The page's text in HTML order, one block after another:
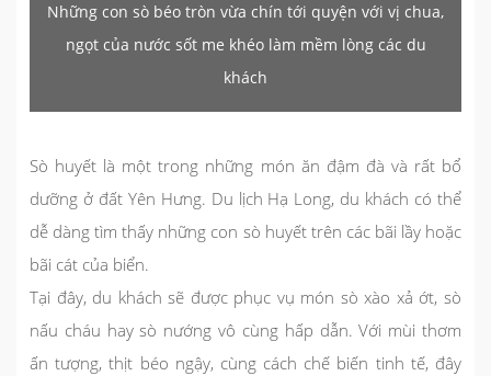
Những con sò béo tròn vừa chín tới quyện với vị chua,
ngọt của nước sốt me khéo làm mềm lòng các du
khách
Sò huyết là một trong những món ăn đậm đà và rất bổ
dưỡng ở đất Yên Hưng. Du lịch Hạ Long, du khách có thể
dễ dàng tìm thấy những con sò huyết trên các bãi lầy hoặc
bãi cát của biển.
Tại đây, du khách sẽ được phục vụ món sò xào xả ớt, sò
nấu cháu hay sò nướng vô cùng hấp dẫn. Với mùi thơm
ấn tượng, thịt béo ngậy, cùng cách chế biến tinh tế, đây